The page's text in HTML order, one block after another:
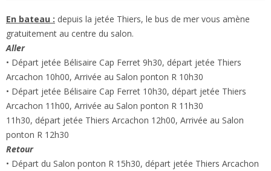
En bateau : depuis la jetée Thiers, le bus de mer vous amène
gratuitement au centre du salon.
Aller
• Départ jetée Bélisaire Cap Ferret 9h30, départ jetée Thiers
Arcachon 10h00, Arrivée au Salon ponton R 10h30
• Départ jetée Bélisaire Cap Ferret 10h30, départ jetée Thiers
Arcachon 11h00, Arrivée au Salon ponton R 11h30
11h30, départ jetée Thiers Arcachon 12h00, Arrivée au Salon
ponton R 12h30
Retour
• Départ du Salon ponton R 15h30, départ jetée Thiers Arcachon